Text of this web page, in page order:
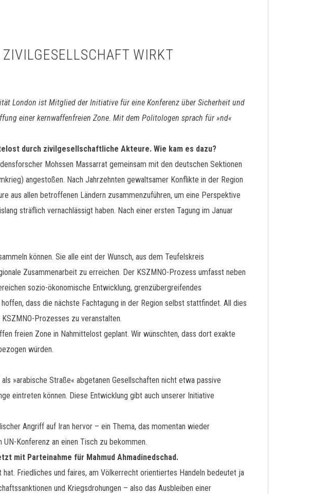
WIRKT
London ist Mitglied der Initiative für eine Konferenz über Sicherheit und
einer kernwaffenfreien Zone. Mit dem Politologen sprach für »nd«
durch zivilgesellschaftliche Akteure. Wie kam es dazu?
Mohssen Massarrat gemeinsam mit den deutschen Sektionen
angestoßen. Nach Jahrzehnten gewaltsamer Konflikte in der Region
aus allen betroffenen Ländern zusammenzuführen, um eine Perspektive
sträflich vernachlässigt haben. Nach einer ersten Tagung im Januar
können. Sie alle eint der Wunsch, aus dem Teufelskreis
Zusammenarbeit zu erreichen. Der KSZMNO-Prozess umfasst neben
sozio-ökonomische Entwicklung, grenzübergreifendes
dass die nächste Fachtagung in der Region selbst stattfindet. All dies
Prozesses zu veranstalten.
freien Zone in Nahmittelost geplant. Wir wünschten, dass dort exakte
würden.
»arabische Straße« abgetanen Gesellschaften nicht etwa passive
eintreten können. Diese Entwicklung gibt auch unserer Initiative
Angriff auf Iran hervor – ein Thema, das momentan wieder
Konferenz an einen Tisch zu bekommen.
mit Parteinahme für Mahmud Ahmadinedschad.
Friedliches und faires, am Völkerrecht orientiertes Handeln bedeutet ja
und Kriegsdrohungen – also das Ausbleiben einer